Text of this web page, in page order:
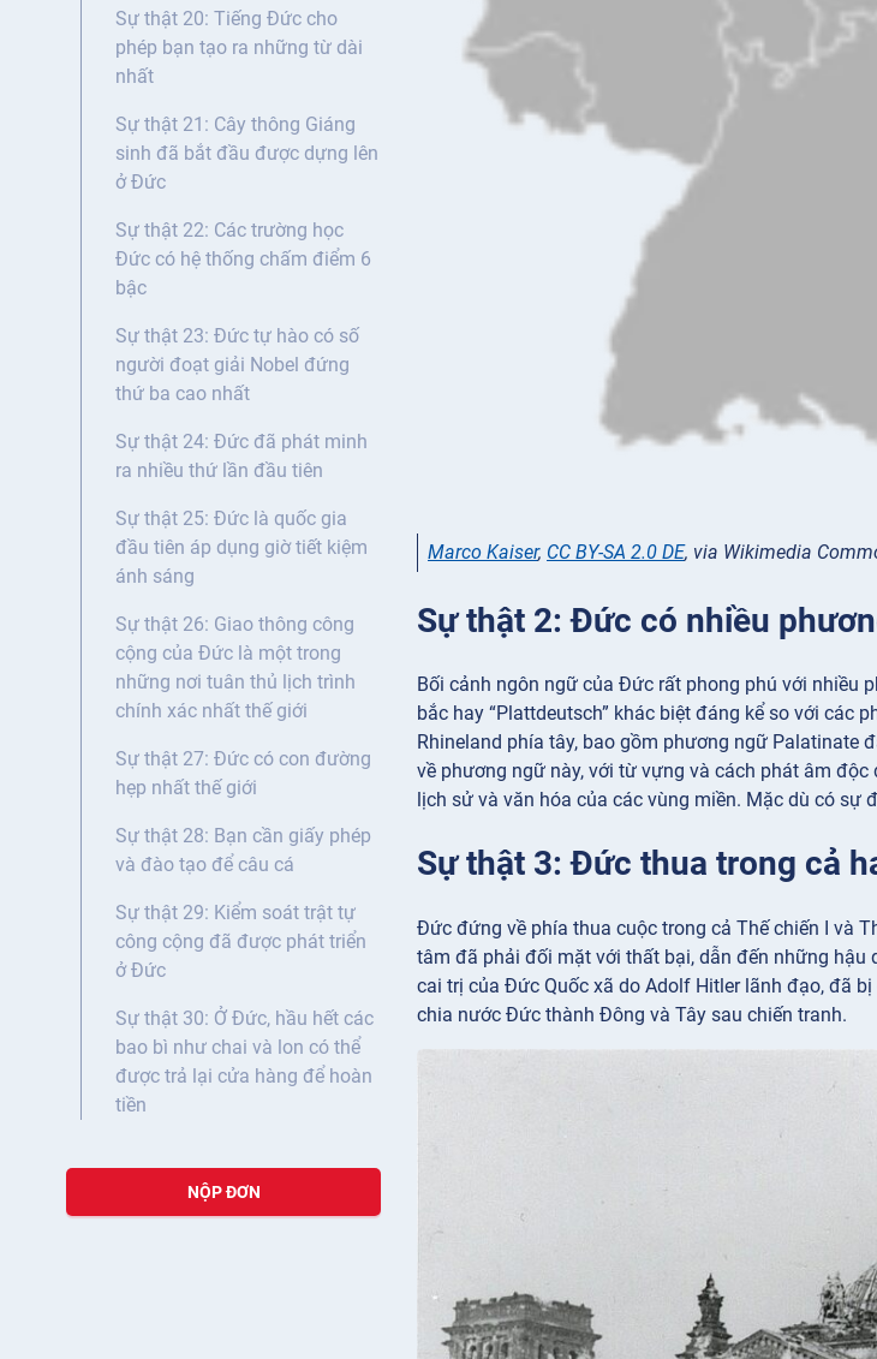
Sự thật 20: Tiếng Đức cho
phép bạn tạo ra những từ dài
nhất
Sự thật 21: Cây thông Giáng
sinh đã bắt đầu được dựng lên
ở Đức
Sự thật 22: Các trường học
Đức có hệ thống chấm điểm 6
bậc
Sự thật 23: Đức tự hào có số
người đoạt giải Nobel đứng
thứ ba cao nhất
Sự thật 24: Đức đã phát minh
ra nhiều thứ lần đầu tiên
Sự thật 25: Đức là quốc gia
đầu tiên áp dụng giờ tiết kiệm
ánh sáng
Sự thật 26: Giao thông công
cộng của Đức là một trong
những nơi tuân thủ lịch trình
chính xác nhất thế giới
Sự thật 27: Đức có con đường
hẹp nhất thế giới
Sự thật 28: Bạn cần giấy phép
và đào tạo để câu cá
Sự thật 29: Kiểm soát trật tự
công cộng đã được phát triển
ở Đức
Sự thật 30: Ở Đức, hầu hết các
bao bì như chai và lon có thể
được trả lại cửa hàng để hoàn
tiền
NỘP ĐƠN
Marco Kaiser, CC BY-SA 2.0 DE, via Wikimedia
Sự thật 2: Đức có nhiều
Bối cảnh ngôn ngữ của Đức rất phong phú với nhiều
bắc hay “Plattdeutsch” khác biệt đáng kể so với các
Rhineland phía tây, bao gồm phương ngữ Palatinate
về phương ngữ này, với từ vựng và cách phát âm
lịch sử và văn hóa của các vùng miền. Mặc dù có
Sự thật 3: Đức thua trong cả
Đức đứng về phía thua cuộc trong cả Thế chiến I và
tâm đã phải đối mặt với thất bại, dẫn đến những hậu
cai trị của Đức Quốc xã do Adolf Hitler lãnh đạo, đã
chia nước Đức thành Đông và Tây sau chiến tranh.